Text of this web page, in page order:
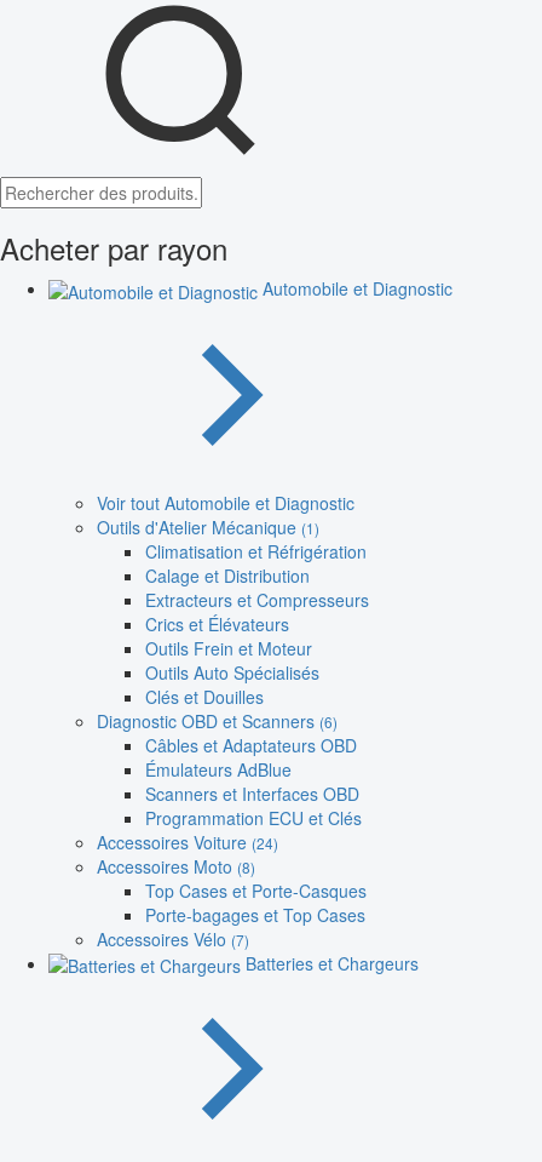
Acheter par rayon
Automobile et Diagnostic
Voir tout Automobile et Diagnostic
Outils d'Atelier Mécanique (1)
Climatisation et Réfrigération
Calage et Distribution
Extracteurs et Compresseurs
Crics et Élévateurs
Outils Frein et Moteur
Outils Auto Spécialisés
Clés et Douilles
Diagnostic OBD et Scanners (6)
Câbles et Adaptateurs OBD
Émulateurs AdBlue
Scanners et Interfaces OBD
Programmation ECU et Clés
Accessoires Voiture (24)
Accessoires Moto (8)
Top Cases et Porte-Casques
Porte-bagages et Top Cases
Accessoires Vélo (7)
Batteries et Chargeurs